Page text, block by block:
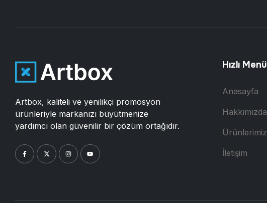
Artbox, kaliteli ve yenilikçi promosyon
ürünleriyle markanızı büyütmenize
yardımcı olan güvenilir bir çözüm ortağıdır.
Hızlı Menü
Anasayfa
Hakkımızda
Ürünlerimiz
İletişim